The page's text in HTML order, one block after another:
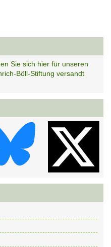
Sie sich hier für unseren
Böll-Stiftung versandt